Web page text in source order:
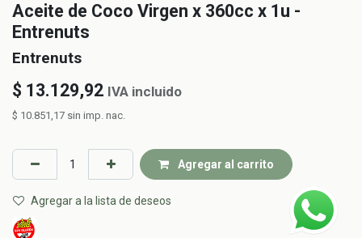
Aceite de Coco Virgen x 360cc x 1u -
Entrenuts
Entrenuts
$ 13.129,92 IVA incluido
$ 10.851,17 sin imp. nac.
Agregar al carrito
Agregar a la lista de deseos